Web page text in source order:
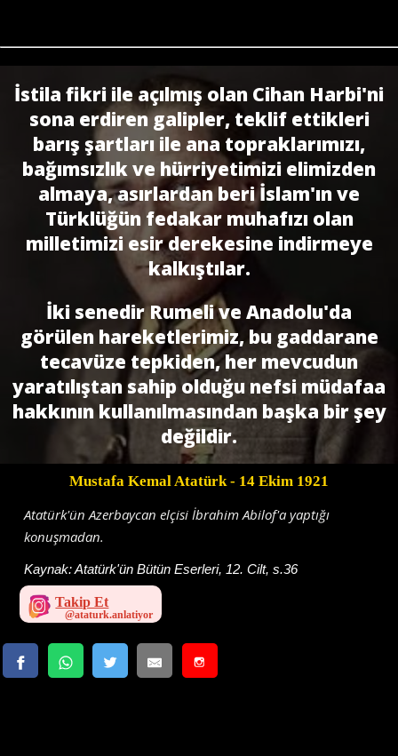
İstila fikri ile açılmış olan Cihan Harbi'ni
sona erdiren galipler, teklif ettikleri
barış şartları ile ana topraklarımızı,
bağımsızlık ve hürriyetimizi elimizden
almaya, asırlardan beri İslam'ın ve
Türklüğün fedakar muhafızı olan
milletimizi esir derekesine indirmeye
kalkıştılar.
İki senedir Rumeli ve Anadolu'da
görülen hareketlerimiz, bu gaddarane
tecavüze tepkiden, her mevcudun
yaratılıştan sahip olduğu nefsi mü­dafaa
hakkının kullanılmasından başka bir şey
değildir.
Mustafa Kemal Atatürk- 14 Ekim 1921
Atatürk'ün Azerbaycan elçisi İbrahim Abilof'a yaptığı
konuşmadan.
Kaynak:Atatürk'ün Bütün Eserleri, 12. Cilt, s.36
Takip Et